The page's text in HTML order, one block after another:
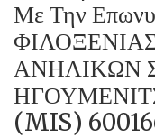
Με Την
ΑΝΗΛΙΚΩΝ
(MIS)